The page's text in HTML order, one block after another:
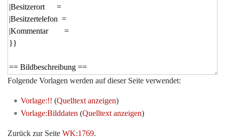
Folgende Vorlagen werden auf dieser Seite verwendet:
Vorlage:!! (Quelltext anzeigen)
Vorlage:Bilddaten (Quelltext anzeigen)
Zurück zur Seite WK:1769.